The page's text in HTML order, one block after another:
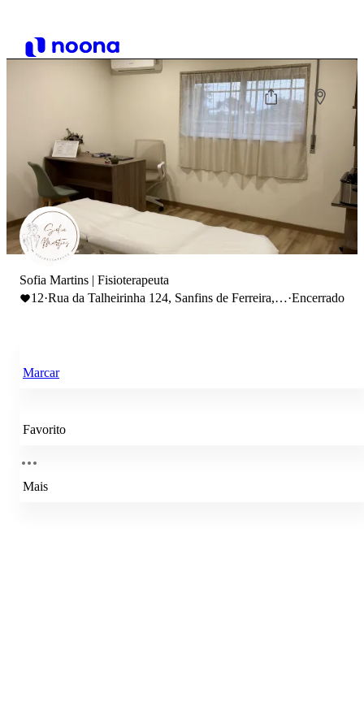
Sofia Martins | Fisioterapeuta
12·Rua da Talheirinha 124, Sanfins de Ferreira,
·Encerrado
Marcar
Favorito
Mais